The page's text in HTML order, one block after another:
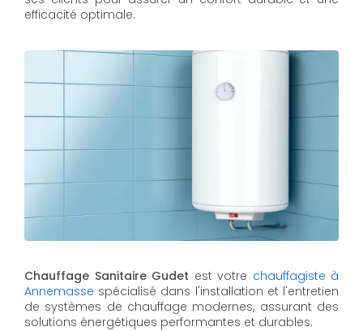
efficacité optimale.
Chauffage Sanitaire Gudet est votre chauffagiste à
Annemasse spécialisé dans l'installation et l'entretien
de systèmes de chauffage modernes, assurant des
solutions énergétiques performantes et durables.